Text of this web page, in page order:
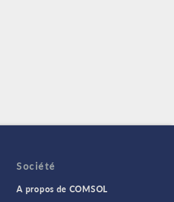
Société
A propos de COMSOL